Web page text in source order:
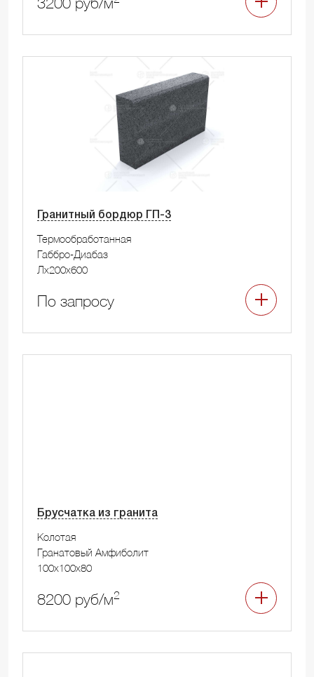
Гранитный бордюр ГП-3
Термообработанная
Габбро-Диабаз
Лx200x600
По запросу
Брусчатка из гранита
Колотая
Гранатовый Амфиболит
100x100x80
8200 руб/м2